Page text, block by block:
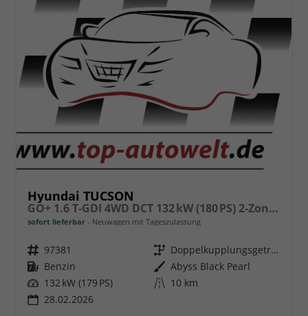
Hyundai TUCSON
GO+ 1.6 T-GDI 4WD DCT 132 kW (180 PS) 2-Zonen-Klimaautomatik, Navigationssystem, Bluetooth, Android Auto, Apple CarPlay, Induktive Ladestation, Adaptiver Tempomat mit Abstandsregelung, Rückfahrkamera, Matrix LED, 18" Leichtmetallfelgen, uvm.
sofort lieferbar Neuwagen mit Tageszulassung
Fahrzeugnr. 97381 Getriebe
Doppelkupplungsgetriebe (DSG)
Kraftstoff Benzin Außenfarbe Abyss Black Pearl
Leistung 132 kW (179 PS) Kilometerstand 10 km
28.02.2026